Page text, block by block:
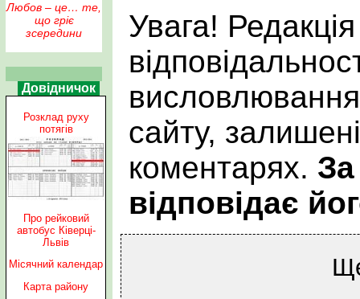
Любов – це… те,
що гріє
зсередини
Довідничок
Розклад руху
потягів
Про рейковий
автобус Ківерці-
Львів
Місячний календар
Карта району
Увага!
висловлювання
сайту,
коментарях.
відповідає